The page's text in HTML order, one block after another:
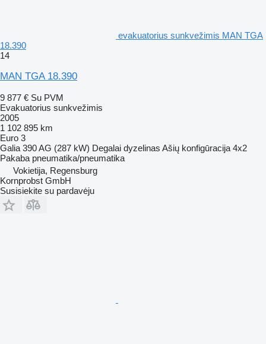
evakuatorius sunkvežimis MAN TGA
18.390
14
MAN TGA 18.390
9 877 € Su PVM
Evakuatorius sunkvežimis
2005
1 102 895 km
Euro 3
Galia 390 AG (287 kW) Degalai dyzelinas Ašių konfigūracija 4x2
Pakaba pneumatika/pneumatika
Vokietija, Regensburg
Kornprobst GmbH
Susisiekite su pardavėju